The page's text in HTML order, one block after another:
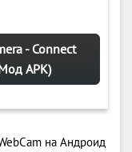
- Connect
APK)
на Андроид